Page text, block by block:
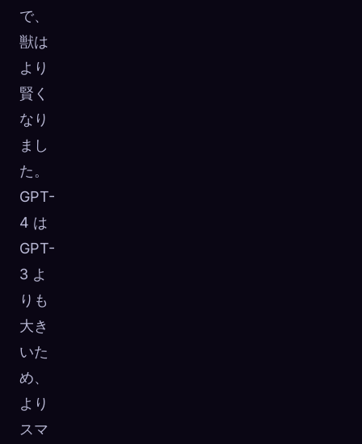
で、
獣は
より
賢く
なり
まし
た。
GPT-
4 は
GPT-
3 よ
りも
大き
いた
め、
より
スマ